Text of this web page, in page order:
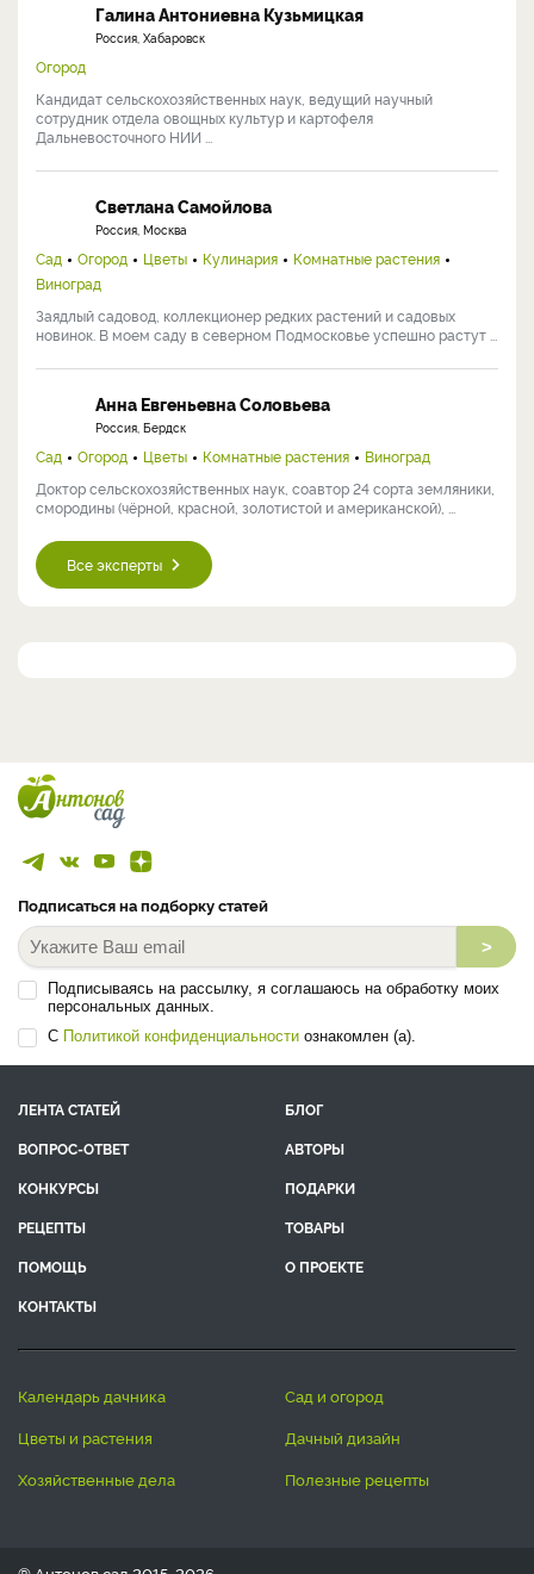
Галина Антониевна Кузьмицкая
Россия, Хабаровск
Огород
Кандидат сельскохозяйственных наук, ведущий научный
сотрудник отдела овощных культур и картофеля
Дальневосточного НИИ ...
Светлана Самойлова
Россия, Москва
Сад Огород Цветы Кулинария
Комнатные растения
Виноград
Заядлый садовод, коллекционер редких растений и садовых
новинок. В моем саду в северном Подмосковье успешно растут ...
Анна Евгеньевна Соловьева
Россия, Бердск
Сад Огород Цветы Комнатные растения
Виноград
Доктор сельскохозяйственных наук, соавтор 24 сорта земляники,
смородины (чёрной, красной, золотистой и американской), ...
Все эксперты
Подписаться на подборку статей
>
Подписываясь на рассылку, я соглашаюсь на обработку моих
персональных данных.
С Политикой конфиденциальности ознакомлен (а).
ЛЕНТА СТАТЕЙ
БЛОГ
ВОПРОС-ОТВЕТ
АВТОРЫ
КОНКУРСЫ
ПОДАРКИ
РЕЦЕПТЫ
ТОВАРЫ
ПОМОЩЬ
О ПРОЕКТЕ
КОНТАКТЫ
календарь дачника
сад и огород
цветы и растения
дачный дизайн
хозяйственные дела
полезные рецепты